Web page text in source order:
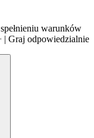
warunków
| Graj odpowiedzialnie